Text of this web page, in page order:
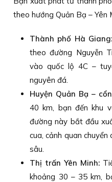
theo hướng Quản Bạ – Yên
Thành phố Hà Giang:
theo đường Nguyễn
vào quốc lộ 4C –
nguyên đá.
Huyện Quản Bạ –
40 km, bạn đến khu
đường này bắt đầu
cua, cảnh quan
sâu.
Thị trấn Yên Minh:
khoảng 30 – 35 km,